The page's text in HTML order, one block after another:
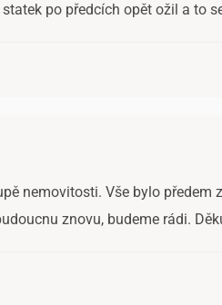
po předcích opět ožil a to
nemovitosti. Vše bylo
znovu, budeme rádi.